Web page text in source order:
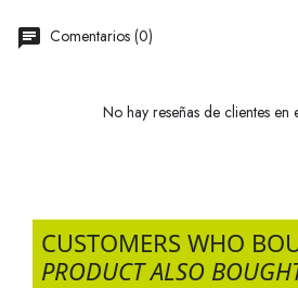
Comentarios (0)
No hay reseñas de clientes en
CUSTOMERS WHO
PRODUCT ALSO